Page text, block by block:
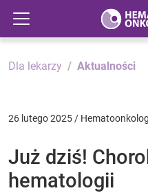
Dla lekarzy Aktualności
26 lutego 2025 /
Już dziś!
hematologii